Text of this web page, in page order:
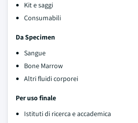
Kit e saggi
Consumabili
Da Specimen
Sangue
Bone Marrow
Altri fluidi corporei
Per uso finale
Istituti di ricerca e accademica